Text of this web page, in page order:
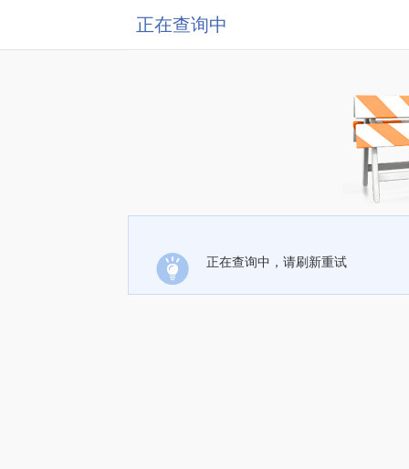
正在查询中
正在查询中，请刷新重试